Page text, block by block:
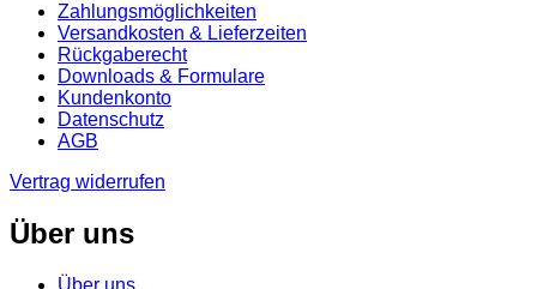
Zahlungsmöglichkeiten
Versandkosten & Lieferzeiten
Rückgaberecht
Downloads & Formulare
Kundenkonto
Datenschutz
AGB
Vertrag widerrufen
Über uns